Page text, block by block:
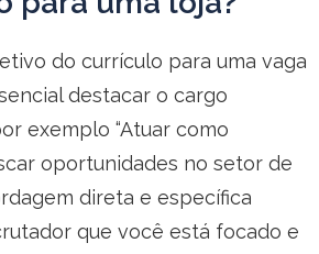
do currículo para uma vaga
destacar o cargo
exemplo “Atuar como
oportunidades no setor de
direta e específica
que você está focado e